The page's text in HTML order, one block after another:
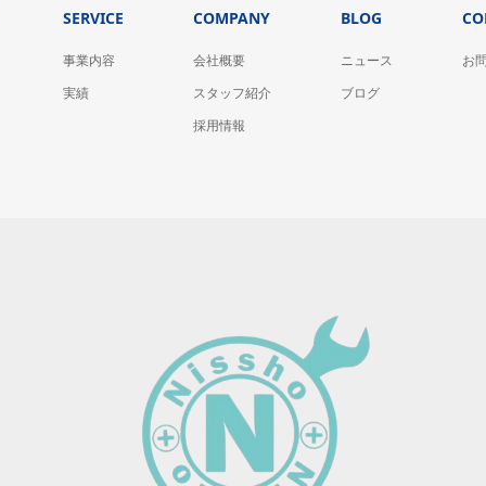
SERVICE
事業内容
実績
COMPANY
会社概要
スタッフ紹介
採用情報
BLOG
ニュース
ブログ
お